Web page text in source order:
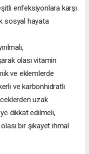
enfeksiyonlara karşı
sosyal hayata
olası vitamin
ve eklemlerde
ve karbonhidratlı
uzak
dikkat edilmeli,
bir şikayet ihmal